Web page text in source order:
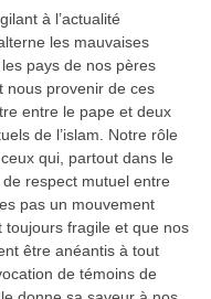
à l’actualité
les mauvaises
pays de nos pères
nous provenir de ces
entre le pape et deux
de l’islam. Notre rôle
qui, partout dans le
respect mutuel entre
pas un mouvement
toujours fragile et que nos
être anéantis à tout
de témoins de